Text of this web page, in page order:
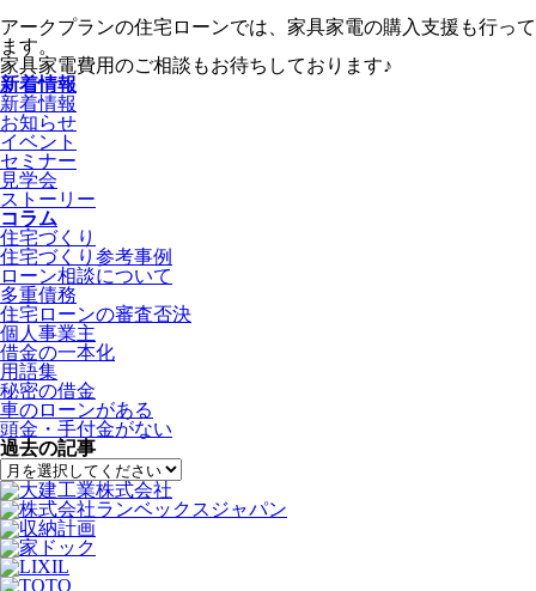
アークプランの住宅ローンでは、家具家電の購入支援も行って
ます。
家具家電費用のご相談もお待ちしております♪
新着情報
新着情報
お知らせ
イベント
セミナー
見学会
ストーリー
コラム
住宅づくり
住宅づくり参考事例
ローン相談について
多重債務
住宅ローンの審査否決
個人事業主
借金の一本化
用語集
秘密の借金
車のローンがある
頭金・手付金がない
過去の記事